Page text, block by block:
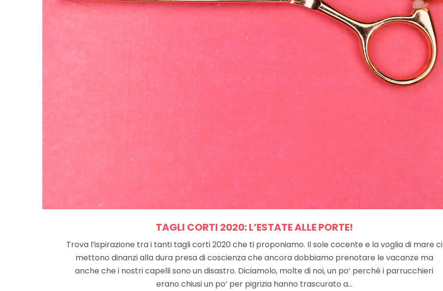
TAGLI CORTI 2020: L’ESTATE ALLE PORTE!
Trova l’ispirazione tra i tanti tagli corti 2020 che ti proponiamo. Il sole cocente e la voglia di mare ci
mettono dinanzi alla dura presa di coscienza che ancora dobbiamo prenotare le vacanze ma
anche che i nostri capelli sono un disastro. Diciamolo, molte di noi, un po’ perché i parrucchieri
erano chiusi un po’ per pigrizia hanno trascurato a…